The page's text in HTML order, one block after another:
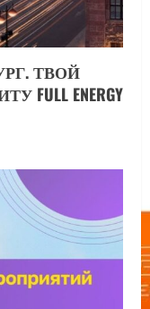
ТВОЙ
ENERGY